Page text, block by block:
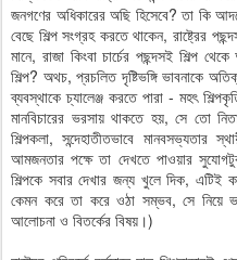
জনগণের অধিকারের অছি হিসেবে? তা কি
বেছে শিল্প সংগ্রহ করতে থাকেন, রাষ্ট্রের
মানে, রাজা কিংবা চার্চের পছন্দসই শিল্প
শিল্প? অথচ, প্রচলিত দৃষ্টিভঙ্গি ভাবনাকে
ব্যবস্থাকে চ্যালেঞ্জ করতে পারা - মহৎ
মানবিচারের ভরসায় থাকতে হয়, সে তো
শিল্পকলা, সন্দেহাতীতভাবে মানবসভ্যতার
আমজনতার পক্ষে তা দেখতে পাওয়ার
শিল্পকে সবার দেখার জন্য খুলে দিক, এটিই
কেমন করে তা করে ওঠা সম্ভব, সে নিয়ে
আলোচনা ও বিতর্কের বিষয়।)